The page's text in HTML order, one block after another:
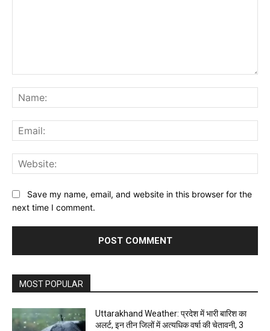
Save my name, email, and website in this browser for the
next time I comment.
MOST POPULAR
Uttarakhand Weather: प्रदेश में भारी बारिश का
अलर्ट, इन तीन जिलों में अत्यधिक वर्षा की चेतावनी, 3